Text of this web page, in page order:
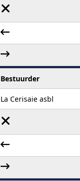
Bestuurder
La Cerisaie asbl